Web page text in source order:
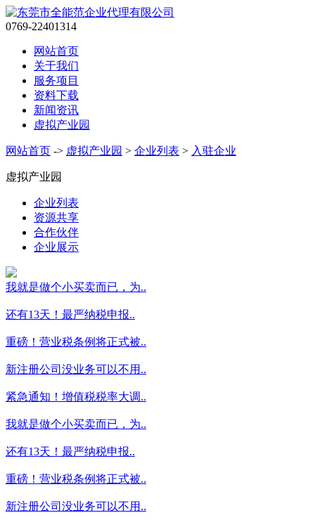
0769-22401314
网站首页
关于我们
服务项目
资料下载
新闻资讯
虚拟产业园
网站首页 -> 虚拟产业园 > 企业列表 > 入驻企业
虚拟产业园
企业列表
资源共享
合作伙伴
企业展示
我就是做个小买卖而已，为..
还有13天！最严纳税申报..
重磅！营业税条例将正式被..
新注册公司没业务可以不用..
紧急通知！增值税税率大调..
我就是做个小买卖而已，为..
还有13天！最严纳税申报..
重磅！营业税条例将正式被..
新注册公司没业务可以不用..